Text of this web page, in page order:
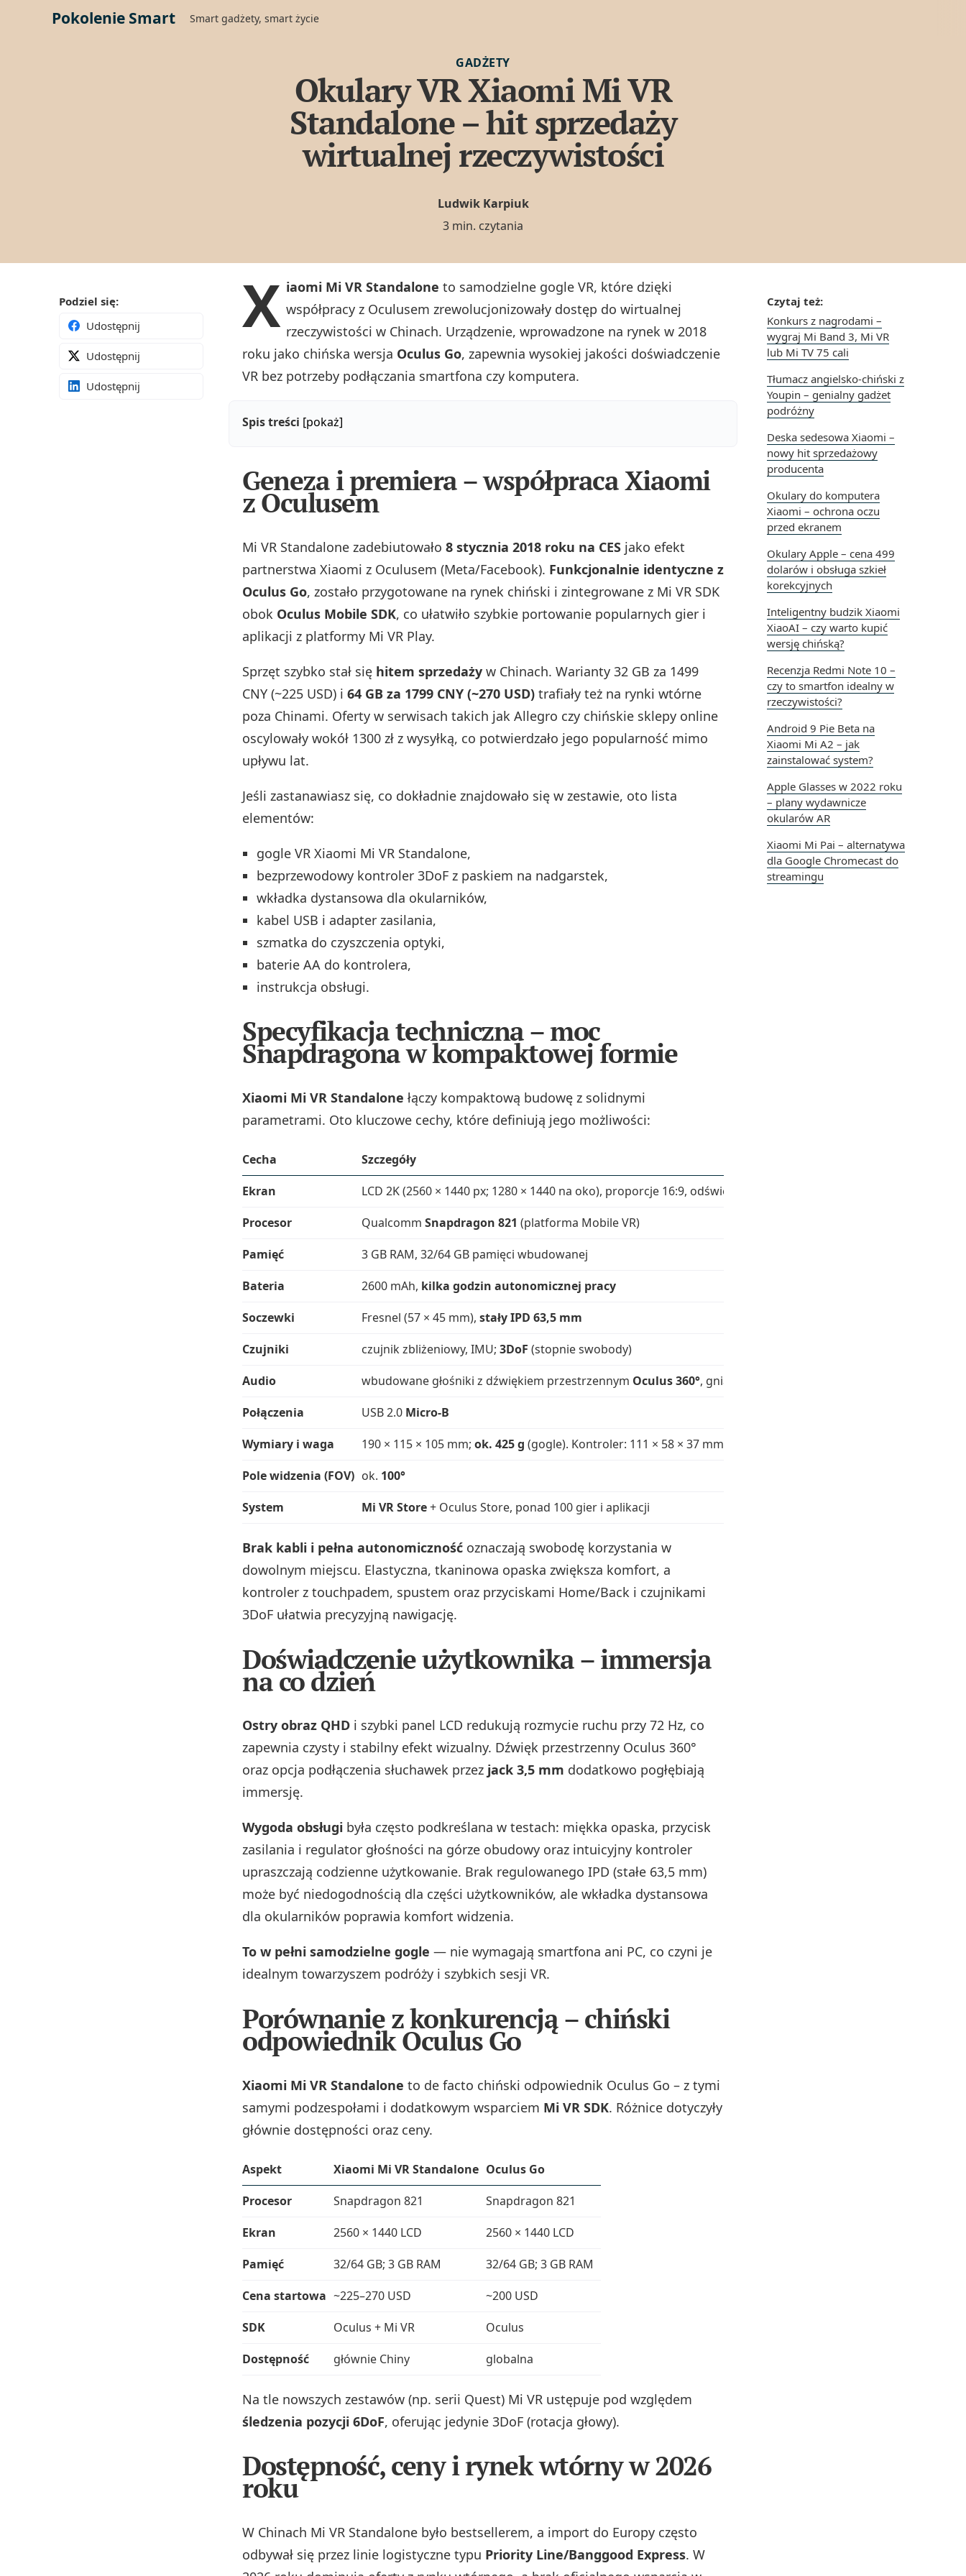
Pokolenie Smart Smart gadżety, smart życie
GADŻETY
Okulary VR Xiaomi Mi VR
Standalone – hit sprzedaży
wirtualnej rzeczywistości
Ludwik Karpiuk
3 min. czytania
Czytaj też:
Konkurs z nagrodami –
wygraj Mi Band 3, Mi VR
lub Mi TV 75 cali
Tłumacz angielsko-chiński z
Youpin – genialny gadżet
podróżny
Deska sedesowa Xiaomi –
nowy hit sprzedażowy
producenta
Okulary do komputera
Xiaomi – ochrona oczu
przed ekranem
Okulary Apple – cena 499
dolarów i obsługa szkieł
korekcyjnych
Inteligentny budzik Xiaomi
XiaoAI – czy warto kupić
wersję chińską?
Recenzja Redmi Note 10 –
czy to smartfon idealny w
rzeczywistości?
Android 9 Pie Beta na
Xiaomi Mi A2 – jak
zainstalować system?
Apple Glasses w 2022 roku
– plany wydawnicze
okularów AR
Xiaomi Mi Pai – alternatywa
dla Google Chromecast do
streamingu
Podziel się:
Udostępnij
Udostępnij
Udostępnij
X iaomi Mi VR Standalone to samodzielne gogle VR, które dzięki
współpracy z Oculusem zrewolucjonizowały dostęp do wirtualnej
rzeczywistości w Chinach. Urządzenie, wprowadzone na rynek w 2018
roku jako chińska wersja Oculus Go, zapewnia wysokiej jakości doświadczenie
VR bez potrzeby podłączania smartfona czy komputera.
Spis treści [pokaż]
Geneza i premiera – współpraca Xiaomi
z Oculusem
Mi VR Standalone zadebiutowało 8 stycznia 2018 roku na CES jako efekt
partnerstwa Xiaomi z Oculusem (Meta/Facebook). Funkcjonalnie identyczne z
Oculus Go, zostało przygotowane na rynek chiński i zintegrowane z Mi VR SDK
obok Oculus Mobile SDK, co ułatwiło szybkie portowanie popularnych gier i
aplikacji z platformy Mi VR Play.
Sprzęt szybko stał się hitem sprzedaży w Chinach. Warianty 32 GB za 1499
CNY (~225 USD) i 64 GB za 1799 CNY (~270 USD) trafiały też na rynki wtórne
poza Chinami. Oferty w serwisach takich jak Allegro czy chińskie sklepy online
oscylowały wokół 1300 zł z wysyłką, co potwierdzało jego popularność mimo
upływu lat.
Jeśli zastanawiasz się, co dokładnie znajdowało się w zestawie, oto lista
elementów:
gogle VR Xiaomi Mi VR Standalone,
bezprzewodowy kontroler 3DoF z paskiem na nadgarstek,
wkładka dystansowa dla okularników,
kabel USB i adapter zasilania,
szmatka do czyszczenia optyki,
baterie AA do kontrolera,
instrukcja obsługi.
Specyfikacja techniczna – moc
Snapdragona w kompaktowej formie
Xiaomi Mi VR Standalone łączy kompaktową budowę z solidnymi
parametrami. Oto kluczowe cechy, które definiują jego możliwości:
Cecha
Szczegóły
Ekran
LCD 2K (2560 × 1440 px; 1280 × 1440 na oko), proporcje 16:9, odświeżanie 60/72 Hz
Procesor
Qualcomm Snapdragon 821 (platforma Mobile VR)
Pamięć
3 GB RAM, 32/64 GB pamięci wbudowanej
Bateria
2600 mAh, kilka godzin autonomicznej pracy
Soczewki
Fresnel (57 × 45 mm), stały IPD 63,5 mm
Czujniki
czujnik zbliżeniowy, IMU; 3DoF (stopnie swobody)
Audio
wbudowane głośniki z dźwiękiem przestrzennym Oculus 360°, gniazdo jack 3,5 mm
Połączenia
USB 2.0 Micro‑B
Wymiary i waga
190 × 115 × 105 mm; ok. 425 g (gogle). Kontroler: 111 × 58 × 37 mm; 40 g
Pole widzenia (FOV) ok. 100°
System
Mi VR Store+ Oculus Store, ponad 100 gier i aplikacji
Brak kabli i pełna autonomiczność oznaczają swobodę korzystania w
dowolnym miejscu. Elastyczna, tkaninowa opaska zwiększa komfort, a
kontroler z touchpadem, spustem oraz przyciskami Home/Back i czujnikami
3DoF ułatwia precyzyjną nawigację.
Doświadczenie użytkownika – immersja
na co dzień
Ostry obraz QHD i szybki panel LCD redukują rozmycie ruchu przy 72 Hz, co
zapewnia czysty i stabilny efekt wizualny. Dźwięk przestrzenny Oculus 360°
oraz opcja podłączenia słuchawek przez jack 3,5 mm dodatkowo pogłębiają
immersję.
Wygoda obsługi była często podkreślana w testach: miękka opaska, przycisk
zasilania i regulator głośności na górze obudowy oraz intuicyjny kontroler
upraszczają codzienne użytkowanie. Brak regulowanego IPD (stałe 63,5 mm)
może być niedogodnością dla części użytkowników, ale wkładka dystansowa
dla okularników poprawia komfort widzenia.
To w pełni samodzielne gogle — nie wymagają smartfona ani PC, co czyni je
idealnym towarzyszem podróży i szybkich sesji VR.
Porównanie z konkurencją – chiński
odpowiednik Oculus Go
Xiaomi Mi VR Standalone to de facto chiński odpowiednik Oculus Go – z tymi
samymi podzespołami i dodatkowym wsparciem Mi VR SDK. Różnice dotyczyły
głównie dostępności oraz ceny.
Aspekt Xiaomi Mi VR Standalone Oculus Go
Procesor
Snapdragon 821
Snapdragon 821
Ekran
2560 × 1440 LCD
2560 × 1440 LCD
Pamięć
32/64 GB; 3 GB RAM
32/64 GB; 3 GB RAM
Cena startowa ~225–270 USD
~200 USD
SDK
Oculus + Mi VR
Oculus
Dostępność
głównie Chiny globalna
Na tle nowszych zestawów (np. serii Quest) Mi VR ustępuje pod względem
śledzenia pozycji 6DoF, oferując jedynie 3DoF (rotacja głowy).
Dostępność, ceny i rynek wtórny w 2026
roku
W Chinach Mi VR Standalone było bestsellerem, a import do Europy często
odbywał się przez linie logistyczne typu Priority Line/Banggood Express. W